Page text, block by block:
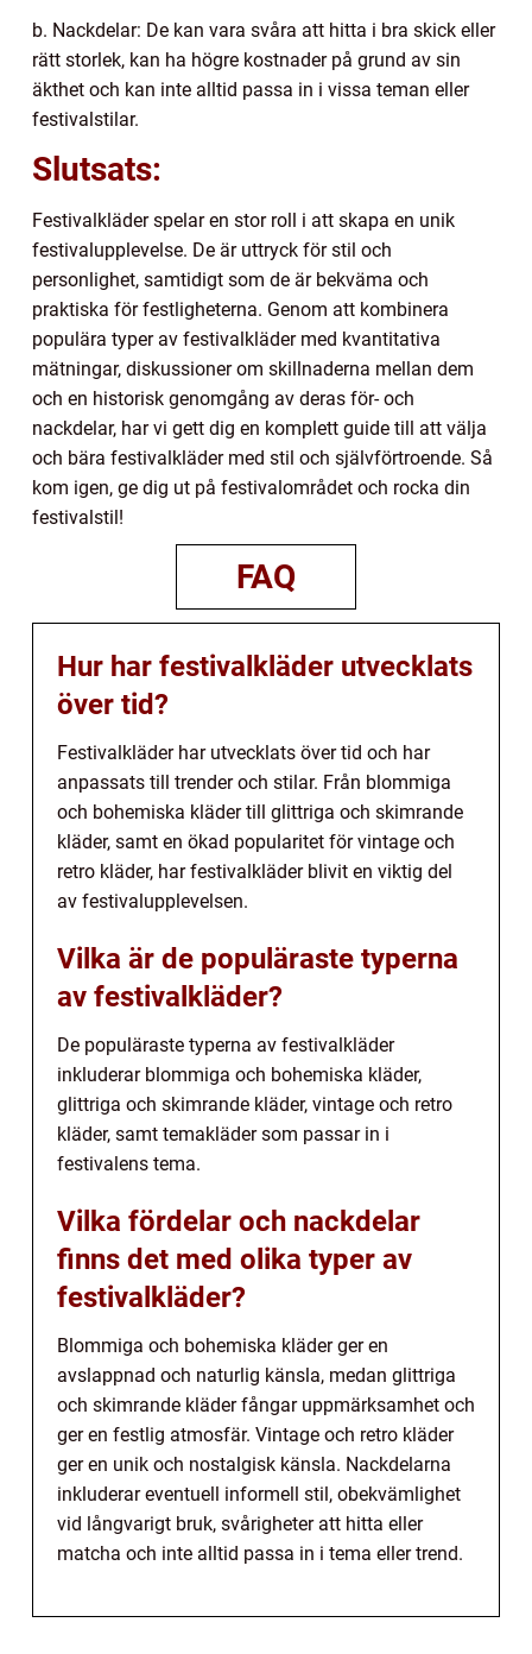
b. Nackdelar: De kan vara svåra att hitta i bra skick eller
rätt storlek, kan ha högre kostnader på grund av sin
äkthet och kan inte alltid passa in i vissa teman eller
festivalstilar.
Slutsats:
Festivalkläder spelar en stor roll i att skapa en unik
festivalupplevelse. De är uttryck för stil och
personlighet, samtidigt som de är bekväma och
praktiska för festligheterna. Genom att kombinera
populära typer av festivalkläder med kvantitativa
mätningar, diskussioner om skillnaderna mellan dem
och en historisk genomgång av deras för- och
nackdelar, har vi gett dig en komplett guide till att välja
och bära festivalkläder med stil och självförtroende. Så
kom igen, ge dig ut på festivalområdet och rocka din
festivalstil!
FAQ
Hur har festivalkläder utvecklats
över tid?
Festivalkläder har utvecklats över tid och har
anpassats till trender och stilar. Från blommiga
och bohemiska kläder till glittriga och skimrande
kläder, samt en ökad popularitet för vintage och
retro kläder, har festivalkläder blivit en viktig del
av festivalupplevelsen.
Vilka är de populäraste typerna
av festivalkläder?
De populäraste typerna av festivalkläder
inkluderar blommiga och bohemiska kläder,
glittriga och skimrande kläder, vintage och retro
kläder, samt temakläder som passar in i
festivalens tema.
Vilka fördelar och nackdelar
finns det med olika typer av
festivalkläder?
Blommiga och bohemiska kläder ger en
avslappnad och naturlig känsla, medan glittriga
och skimrande kläder fångar uppmärksamhet och
ger en festlig atmosfär. Vintage och retro kläder
ger en unik och nostalgisk känsla. Nackdelarna
inkluderar eventuell informell stil, obekvämlighet
vid långvarigt bruk, svårigheter att hitta eller
matcha och inte alltid passa in i tema eller trend.